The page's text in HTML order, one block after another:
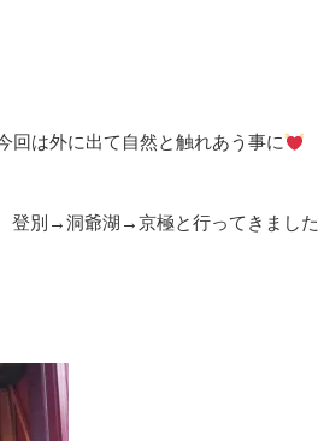
回は外に出て自然と触れあう事に
登別→洞爺湖→京極と行ってきました